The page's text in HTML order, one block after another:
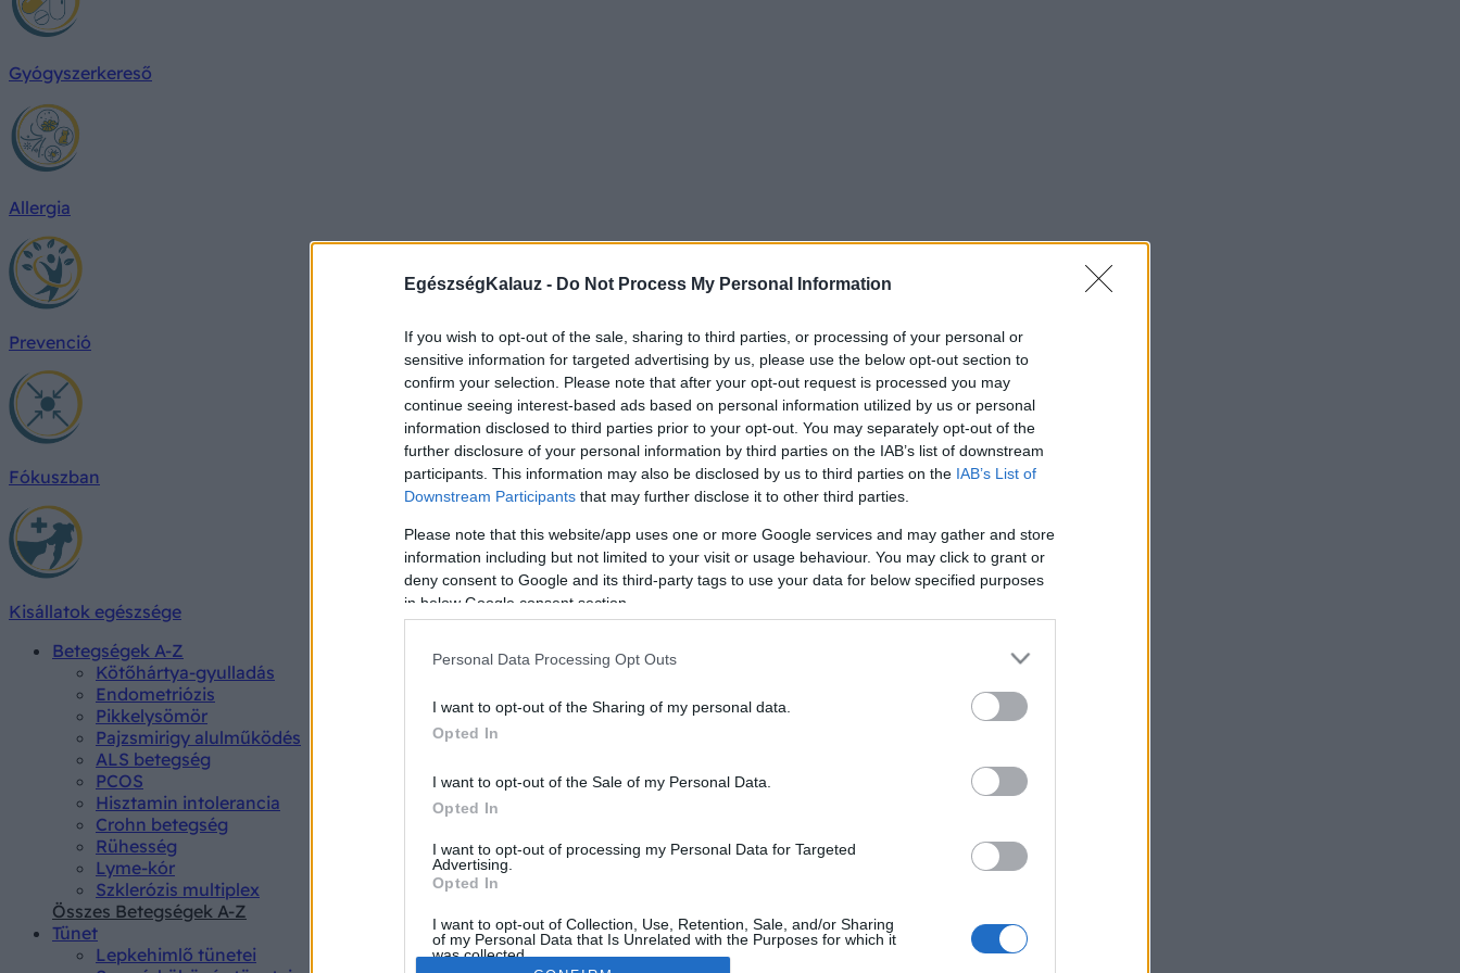
EgészségKalauz - Do Not Process My Personal Information
If you wish to opt-out of the sale, sharing to third parties, or processing of your personal or
sensitive information for targeted advertising by us, please use the below opt-out section to
confirm your selection. Please note that after your opt-out request is processed you may
continue seeing interest-based ads based on personal information utilized by us or personal
information disclosed to third parties prior to your opt-out. You may separately opt-out of the
further disclosure of your personal information by third parties on the IAB’s list of downstream
participants. This information may also be disclosed by us to third parties on the IAB’s List of
Downstream Participants that may further disclose it to other third parties.
Please note that this website/app uses one or more Google services and may gather and store
information including but not limited to your visit or usage behaviour. You may click to grant or
deny consent to Google and its third-party tags to use your data for below specified purposes
in below Google consent section.
Personal Data Processing Opt Outs
I want to opt-out of the Sharing of my personal data.
Opted In
I want to opt-out of the Sale of my Personal Data.
Opted In
I want to opt-out of processing my Personal Data for Targeted
Advertising.
Opted In
I want to opt-out of Collection, Use, Retention, Sale, and/or Sharing
of my Personal Data that Is Unrelated with the Purposes for which it
was collected.
Gyógyszerkereső
Allergia
Prevenció
Fókuszban
Kisállatok egészsége
Betegségek A-Z
Kötőhártya-gyulladás
Endometriózis
Pikkelysömör
Pajzsmirigy alulműködés
ALS betegség
PCOS
Hisztamin intolerancia
Crohn betegség
Rühesség
Lyme-kór
Szklerózis multiplex
Összes Betegségek A-Z
Tünet
Lepkehimlő tünetei